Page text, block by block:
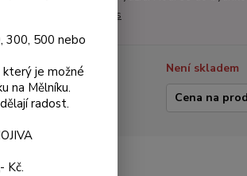
celý popis
Dostupnost
Není skladem
Varianta
500 nebo
je možné
na Mělníku.
radost.
Kč.